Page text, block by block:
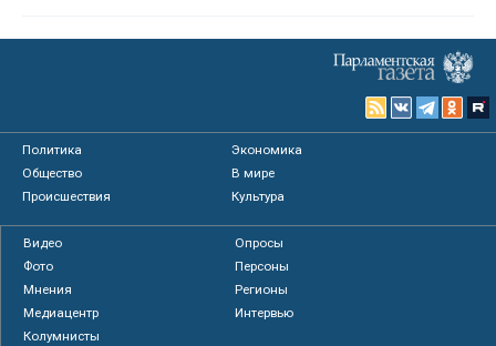
Политика
Экономика
Общество
В мире
Происшествия
Культура
Видео
Опросы
Фото
Персоны
Мнения
Регионы
Медиацентр
Интервью
Колумнисты